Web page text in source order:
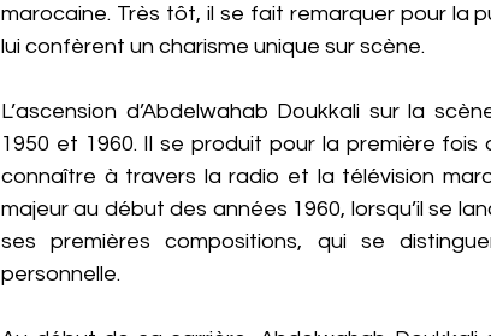
marocaine. Très tôt, il se fait remarquer pour la
lui confèrent un charisme unique sur scène.
L’ascension d’Abdelwahab Doukkali sur la
1950 et 1960. Il se produit pour la première
connaître à travers la radio et la télévision
majeur au début des années 1960, lorsqu’il se
ses premières compositions, qui se
personnelle.